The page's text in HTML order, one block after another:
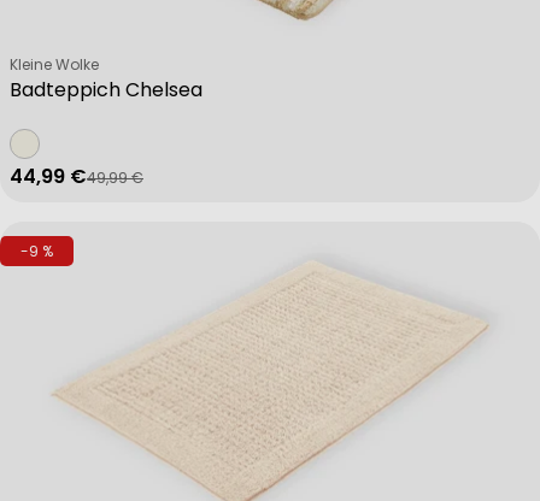
Badteppich Chelsea
Verkäufer:
Kleine Wolke
Verkaufspreis
44,99 €
Regulärer Preis
49,99 €
-9 %